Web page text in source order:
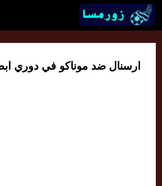
ارسنال ضد موناكو في دوري ابطال